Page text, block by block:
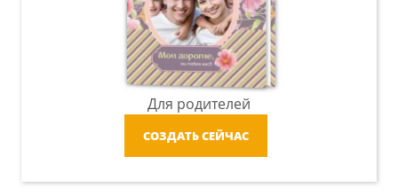
Для родителей
СОЗДАТЬ СЕЙЧАС